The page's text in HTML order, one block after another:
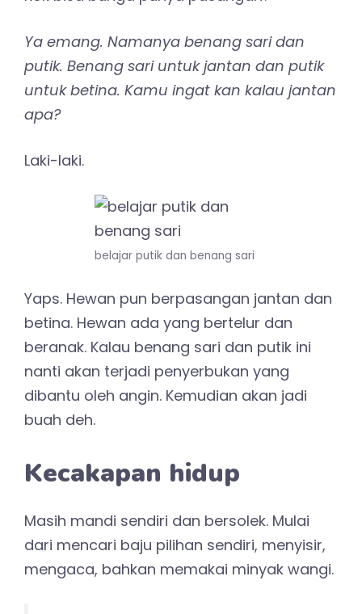
Ya emang. Namanya benang sari dan
putik. Benang sari untuk jantan dan putik
untuk betina. Kamu ingat kan kalau jantan
apa?
Laki-laki.
belajar putik dan benang sari
Yaps. Hewan pun berpasangan jantan dan
betina. Hewan ada yang bertelur dan
beranak. Kalau benang sari dan putik ini
nanti akan terjadi penyerbukan yang
dibantu oleh angin. Kemudian akan jadi
buah deh.
Kecakapan hidup
Masih mandi sendiri dan bersolek. Mulai
dari mencari baju pilihan sendiri, menyisir,
mengaca, bahkan memakai minyak wangi.